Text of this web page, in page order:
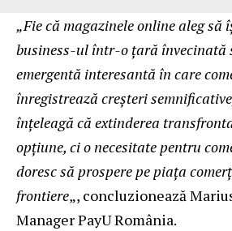
„Fie că magazinele online aleg să
business-ul într-o țară învecinată
emergentă interesantă în care
înregistrează creșteri
înțeleagă că extinderea
opțiune, ci o necesitate pentru
doresc să prospere pe piața
frontiere„, concluzionează
Manager PayU România.